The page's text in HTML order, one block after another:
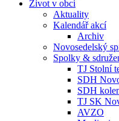
Život v obci
Aktuality
Kalendář akcí
Archiv
Novosedelský
Spolky &
TJ Stolní
SDH
SDH
TJ SK
AVZO